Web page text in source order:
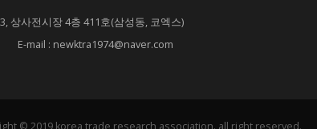
사전시장 4층 411호(삼성동, 코엑스)
mail : newktra1974@naver.com
© 2019 korea trade research association. all right reserved.